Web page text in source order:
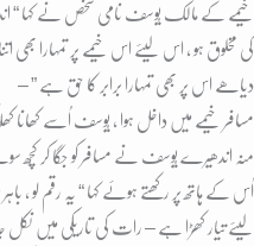
خیمے کے مالک یُوسف نامی شخص نے کہا “
کی مخلوق ہو ، اس لیئے اس خیمے پر تمہارا بھی
دیاھے اس پر بھی تمہارا برابر کا حق ہے ” –
مسافر خیمے میں داخل ہوا ، یُوسف اُسے کھانا
منہ اندھیرے یُوسف نے مسافر کو جگا کر کُچھ
اُس کے ہاتھ پر رکھتے ہوئے کہا “ یہ رقم لو ،
لیئے تیار کھڑا ہے – رات کی تاریکی میں نکل